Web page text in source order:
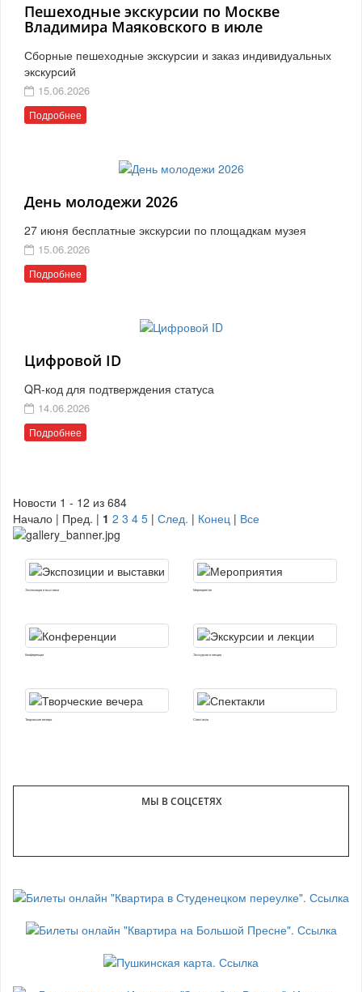
Пешеходные экскурсии по Москве
Владимира Маяковского в июле
Сборные пешеходные экскурсии и заказ индивидуальных
экскурсий
15.06.2026
Подробнее
День молодежи 2026
27 июня бесплатные экскурсии по площадкам музея
15.06.2026
Подробнее
Цифровой ID
QR-код для подтверждения статуса
14.06.2026
Подробнее
Новости 1 - 12 из 684
Начало | Пред. | 1 2 3 4 5 | След. | Конец | Все
Экспозиции и выставки Мероприятия
Конференции Экскурсии и лекции
Творческие вечера Спектакли
МЫ В СОЦСЕТЯХ